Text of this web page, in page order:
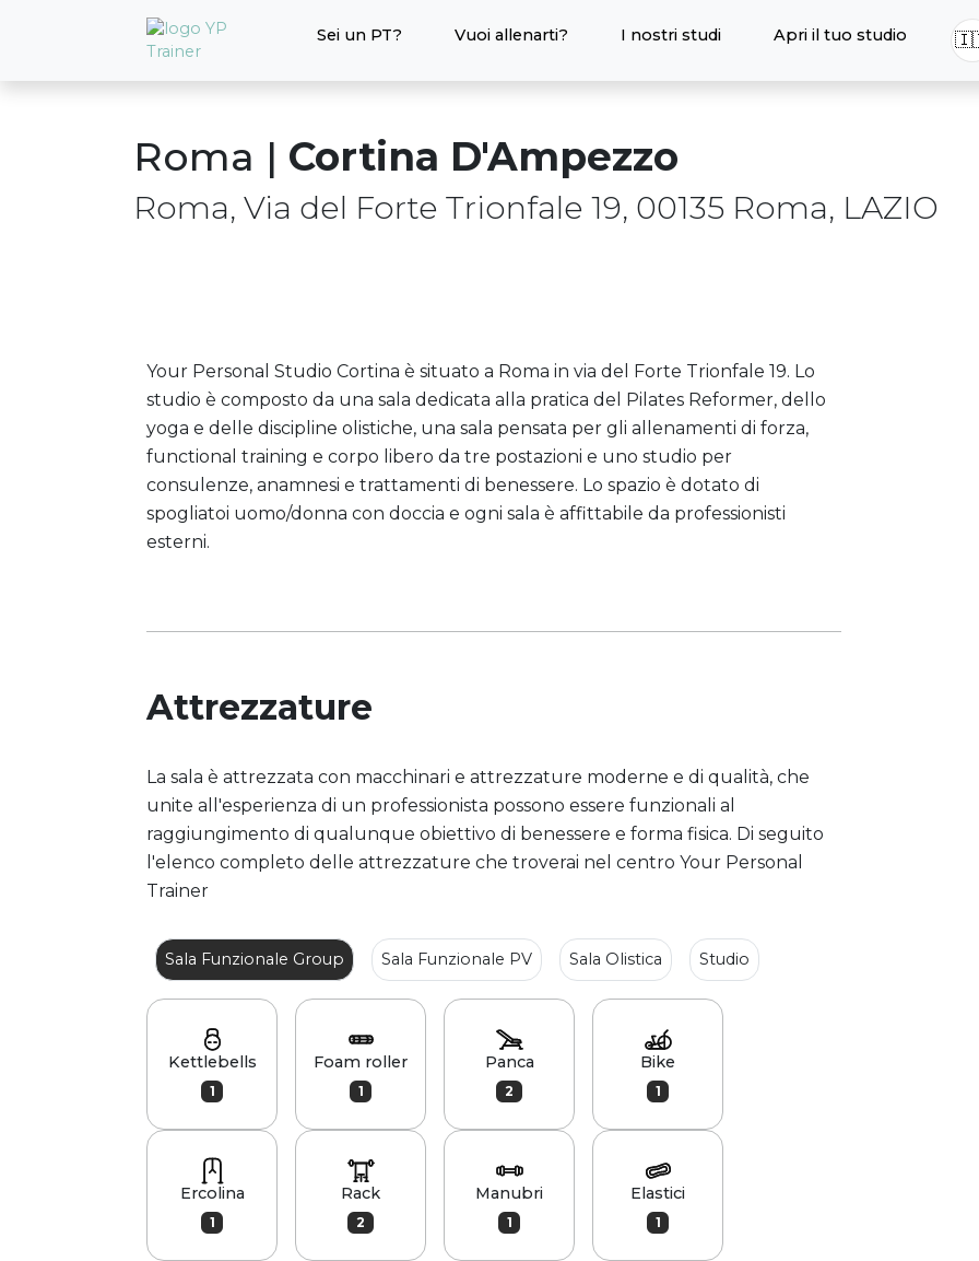
Sei un PT? Vuoi allenarti? I nostri studi Apri il tuo studio
Roma | Cortina D'Ampezzo
Roma, Via del Forte Trionfale 19, 00135 Roma, LAZIO
Your Personal Studio Cortina è situato a Roma in via del Forte Trionfale 19. Lo
studio è composto da una sala dedicata alla pratica del Pilates Reformer, dello
yoga e delle discipline olistiche, una sala pensata per gli allenamenti di forza,
functional training e corpo libero da tre postazioni e uno studio per
consulenze, anamnesi e trattamenti di benessere. Lo spazio è dotato di
spogliatoi uomo/donna con doccia e ogni sala è affittabile da professionisti
esterni.
Attrezzature
La sala è attrezzata con macchinari e attrezzature moderne e di qualità, che
unite all'esperienza di un professionista possono essere funzionali al
raggiungimento di qualunque obiettivo di benessere e forma fisica. Di seguito
l'elenco completo delle attrezzature che troverai nel centro Your Personal
Trainer
Sala Funzionale Group Sala Funzionale PV Sala Olistica Studio
Kettlebells
1
Foam roller
1
Panca
2
Bike
1
Ercolina
1
Rack
2
Manubri
1
Elastici
1